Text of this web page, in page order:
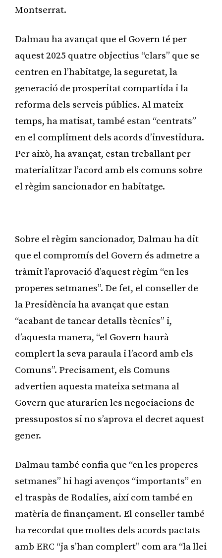
Montserrat.
Dalmau ha avançat que el Govern té per
aquest 2025 quatre objectius “clars” que se
centren en l’habitatge, la seguretat, la
generació de prosperitat compartida i la
reforma dels serveis públics. Al mateix
temps, ha matisat, també estan “centrats”
en el compliment dels acords d’investidura.
Per això, ha avançat, estan treballant per
materialitzar l’acord amb els comuns sobre
el règim sancionador en habitatge.
Sobre el règim sancionador, Dalmau ha dit
que el compromís del Govern és admetre a
tràmit l’aprovació d’aquest règim “en les
properes setmanes”. De fet, el conseller de
la Presidència ha avançat que estan
“acabant de tancar detalls tècnics” i,
d’aquesta manera, “el Govern haurà
complert la seva paraula i l’acord amb els
Comuns”. Precisament, els Comuns
advertien aquesta mateixa setmana al
Govern que aturarien les negociacions de
pressupostos si no s’aprova el decret aquest
gener.
Dalmau també confia que “en les properes
setmanes” hi hagi avenços “importants” en
el traspàs de Rodalies, així com també en
matèria de finançament. El conseller també
ha recordat que moltes dels acords pactats
amb ERC “ja s’han complert” com ara “la llei